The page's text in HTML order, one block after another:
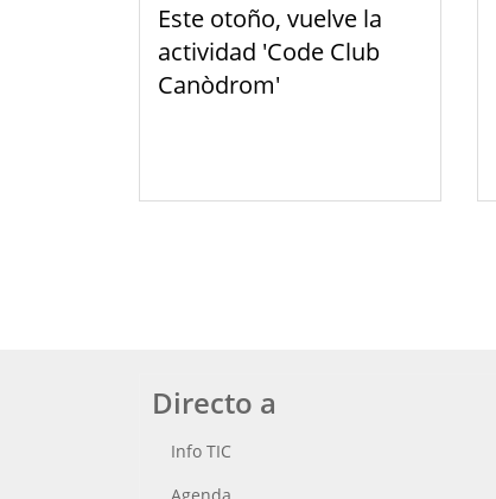
Este otoño, vuelve la
actividad 'Code Club
Canòdrom'
Directo a
Info TIC